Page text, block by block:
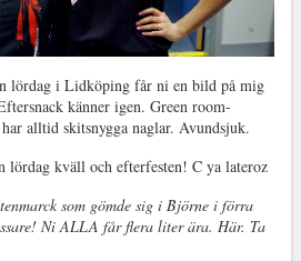
lördag i Lidköping får ni en bild på mig
känner igen. Green room-
alltid skitsnygga naglar. Avundsjuk.
lördag kväll och efterfesten! C ya lateroz
som gömde sig i Björne i förra
Ni ALLA får flera liter ära. Här. Ta